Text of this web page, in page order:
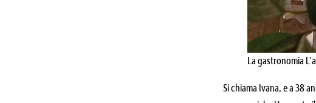
La gastronomia
Si chiama Ivana, e a 38